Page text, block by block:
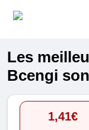
Les
Bcengi
1,41€